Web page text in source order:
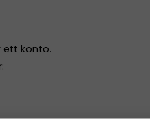
ett konto.